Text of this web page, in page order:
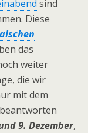
sind
Diese
das
weiter
die wir
mit dem
9. Dezember,